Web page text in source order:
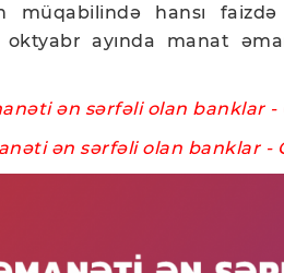
müqabilində hansı
oktyabr ayında manat
ən sərfəli olan banklar -
ən sərfəli olan banklar -